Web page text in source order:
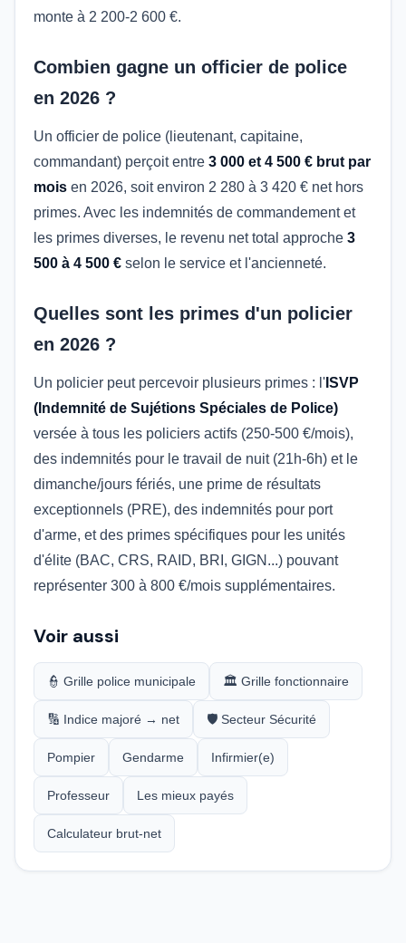
monte à 2 200-2 600 €.
Combien gagne un officier de police
en 2026 ?
Un officier de police (lieutenant, capitaine,
commandant) perçoit entre 3 000 et 4 500 € brut par
mois en 2026, soit environ 2 280 à 3 420 € net hors
primes. Avec les indemnités de commandement et
les primes diverses, le revenu net total approche 3
500 à 4 500 € selon le service et l'ancienneté.
Quelles sont les primes d'un policier
en 2026 ?
Un policier peut percevoir plusieurs primes : l' ISVP
(Indemnité de Sujétions Spéciales de Police)
versée à tous les policiers actifs (250-500 €/mois),
des indemnités pour le travail de nuit (21h-6h) et le
dimanche/jours fériés, une prime de résultats
exceptionnels (PRE), des indemnités pour port
d'arme, et des primes spécifiques pour les unités
d'élite (BAC, CRS, RAID, BRI, GIGN...) pouvant
représenter 300 à 800 €/mois supplémentaires.
Voir aussi
👮 Grille police municipale 🏛️ Grille fonctionnaire
🔢 Indice majoré → net 🛡️ Secteur Sécurité
Pompier Gendarme Infirmier(e)
Professeur Les mieux payés
Calculateur brut-net